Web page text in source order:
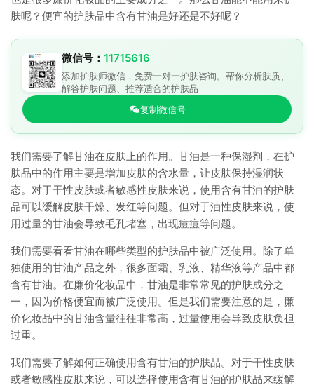
肤呢？便宜的护肤品中含有甘油是好还是不好呢？
微信号： 11715616
添加护肤师微信，免费一对一护肤咨询。帮你分析肤质、
解答护肤问题、推荐适合的护肤品
复制微信号
我们需要了解甘油在皮肤上的作用。甘油是一种保湿剂，在护
肤品中的作用主要是增加皮肤的含水量，让皮肤保持湿润状
态。对于干性皮肤或者敏感性皮肤来说，使用含有甘油的护肤
品可以缓解皮肤干燥、发红等问题。但对于油性皮肤来说，使
用过量的甘油会导致毛孔堵塞，出现痘痘等问题。
我们需要看看甘油在哪些类型的护肤品中被广泛使用。除了单
独使用的甘油产品之外，很多面霜、乳液、精华液等产品中都
含有甘油。在廉价化妆品中，甘油是非常常见的护肤成分之
一，因为价格便宜而被广泛使用。但是我们需要注意的是，廉
价化妆品中的甘油含量往往非常高，过量使用会导致皮肤负担
过重。
我们需要了解如何正确使用含有甘油的护肤品。对于干性皮肤
或者敏感性皮肤来说，可以选择使用含有甘油的护肤品来缓解